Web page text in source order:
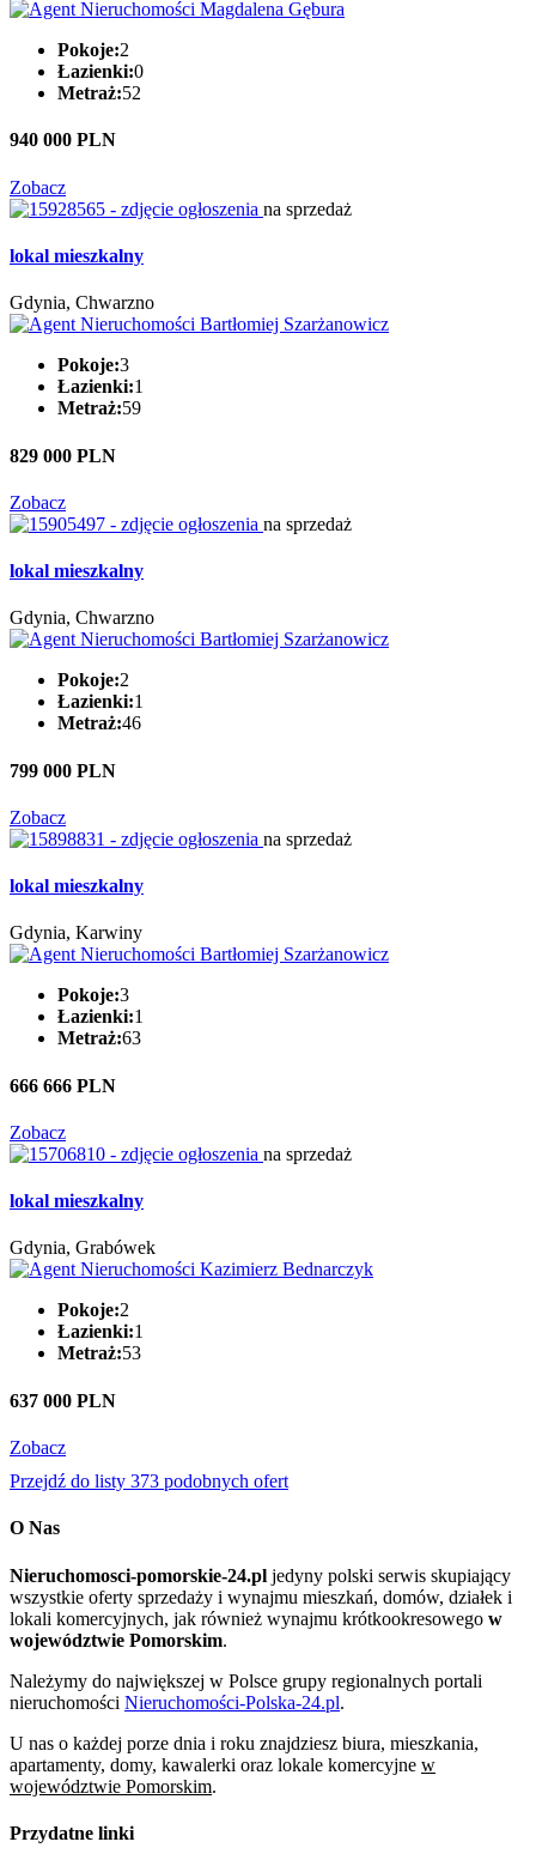
Pokoje:2
Łazienki:0
Metraż:52
940 000 PLN
Zobacz
na sprzedaż
lokal mieszkalny
Gdynia, Chwarzno
Pokoje:3
Łazienki:1
Metraż:59
829 000 PLN
Zobacz
na sprzedaż
lokal mieszkalny
Gdynia, Chwarzno
Pokoje:2
Łazienki:1
Metraż:46
799 000 PLN
Zobacz
na sprzedaż
lokal mieszkalny
Gdynia, Karwiny
Pokoje:3
Łazienki:1
Metraż:63
666 666 PLN
Zobacz
na sprzedaż
lokal mieszkalny
Gdynia, Grabówek
Pokoje:2
Łazienki:1
Metraż:53
637 000 PLN
Zobacz
Przejdź do listy 373 podobnych ofert
O Nas
Nieruchomosci-pomorskie-24.pl jedyny polski serwis skupiający
wszystkie oferty sprzedaży i wynajmu mieszkań, domów, działek i
lokali komercyjnych, jak również wynajmu krótkookresowego w
województwie Pomorskim.
Należymy do największej w Polsce grupy regionalnych portali
nieruchomości Nieruchomości-Polska-24.pl.
U nas o każdej porze dnia i roku znajdziesz biura, mieszkania,
apartamenty, domy, kawalerki oraz lokale komercyjne w
województwie Pomorskim.
Przydatne linki